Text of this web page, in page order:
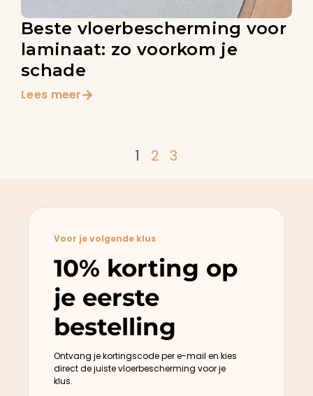
Beste vloerbescherming voor
laminaat: zo voorkom je
schade
Lees meer
1 2 3
Voor je volgende klus
10% korting op
je eerste
bestelling
Ontvang je kortingscode per e-mail en kies
direct de juiste vloerbescherming voor je
klus.